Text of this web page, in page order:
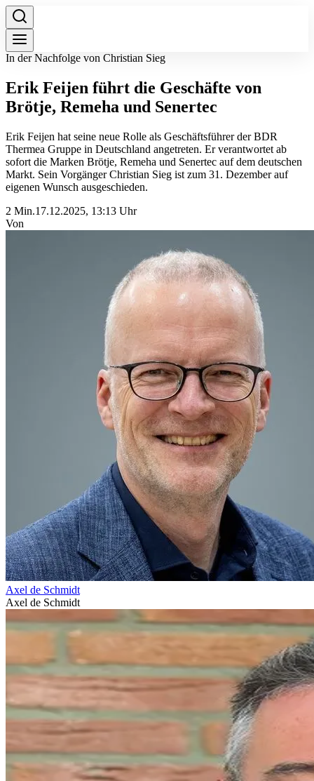
In der Nachfolge von Christian Sieg
Erik Feijen führt die Geschäfte von
Brötje, Remeha und Senertec
Erik Feijen hat seine neue Rolle als Geschäftsführer der BDR
Thermea Gruppe in Deutschland angetreten. Er verantwortet ab
sofort die Marken Brötje, Remeha und Senertec auf dem deutschen
Markt. Sein Vorgänger Christian Sieg ist zum 31. Dezember auf
eigenen Wunsch ausgeschieden.
2 Min.17.12.2025, 13:13 Uhr
Von
Axel de Schmidt
Axel de Schmidt